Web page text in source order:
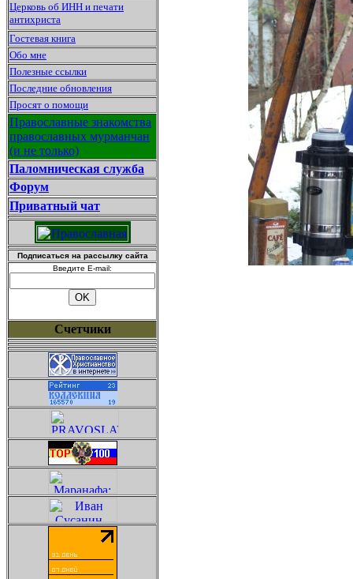
Церковь об ИНН и печати
антихриста
Гостевая книга
Обо мне
Полезные ссылки
Последние обновления
Просят о помощи
Православные знакомства
православных мурманчан
(и не только)
Паломническая служба
Форум
Приватный чат
Подписаться на рассылку сайта
Введите E-mail:
Счетчики